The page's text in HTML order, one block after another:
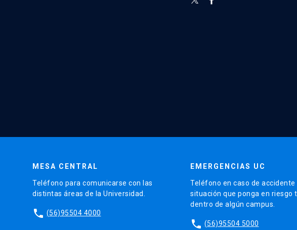
MESA CENTRAL
Teléfono para comunicarse con las
distintas áreas de la Universidad.
phone (56)95504 4000
EMERGENCIAS UC
Teléfono en caso de accidente
situación que ponga en riesgo
dentro de algún campus.
phone (56)95504 5000